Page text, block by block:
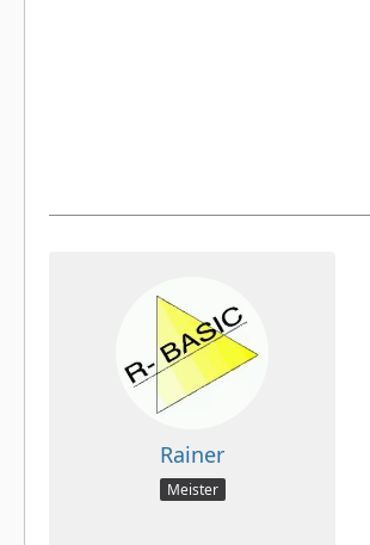
Rainer
Meister